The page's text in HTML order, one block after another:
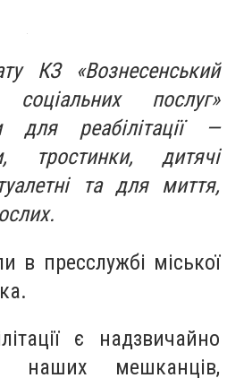
КЗ «Вознесенський
послуг»
для реабілітації —
тростинки, дитячі
та для миття,
в пресслужбі міської
є надзвичайно
наших мешканців,